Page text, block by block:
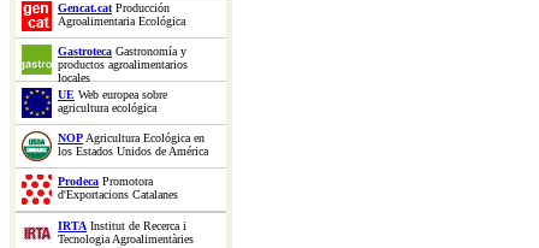
Gencat.catProducción
Agroalimentaria Ecológica
Gastroteca Gastronomía y
productos agroalimentarios
locales
UE Web europea sobre
agricultura ecológica
NOPAgricultura Ecológica en
los Estados Unidos de América
Prodeca Promotora
d'Exportacions Catalanes
IRTA Institut de Recerca i
Tecnologia Agroalimentàries